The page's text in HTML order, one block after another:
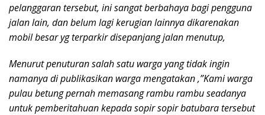
pelanggaran tersebut, ini sangat berbahaya bagi pengguna
jalan lain, dan belum lagi kerugian lainnya dikarenakan
mobil besar yg terparkir disepanjang jalan menutup,
Menurut penuturan salah satu warga yang tidak ingin
namanya di publikasikan warga mengatakan ,”Kami warga
pulau betung pernah memasang rambu rambu seadanya
untuk pemberitahuan kepada sopir sopir batubara tersebut